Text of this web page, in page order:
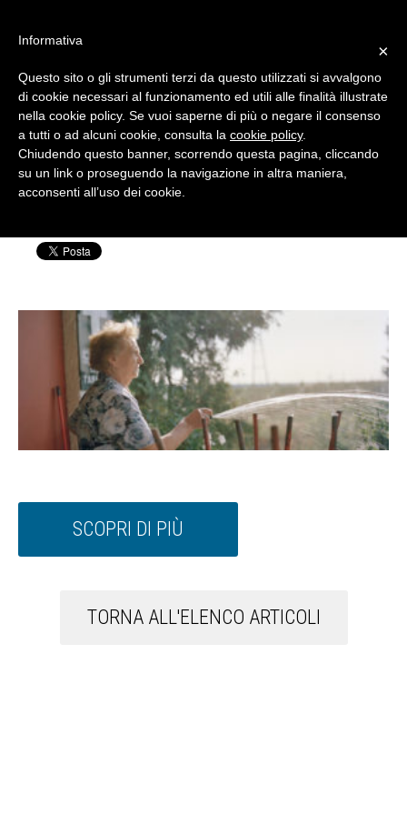
#WIS22
Home
Forum 2023
WIS19-web-12-1400×525
Scritto da: Silvia Rensi | Pubblicato il: 01 Luglio
SCOPRI DI PIÙ
TORNA ALL'ELENCO ARTICOLI
×
Informativa
Questo sito o gli strumenti terzi da questo utilizzati si avvalgono
di cookie necessari al funzionamento ed utili alle finalità illustrate
nella cookie policy. Se vuoi saperne di più o negare il consenso
a tutti o ad alcuni cookie, consulta la cookie policy.
Chiudendo questo banner, scorrendo questa pagina, cliccando
su un link o proseguendo la navigazione in altra maniera,
acconsenti all’uso dei cookie.